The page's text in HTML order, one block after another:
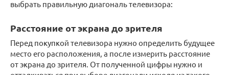
выбрать правильную диагональ телевизора:
Расстояние от экрана до зрителя
Перед покупкой телевизора нужно определить будущее
место его расположения, а после измерить расстояние
от экрана до зрителя. От полученной цифры нужно и